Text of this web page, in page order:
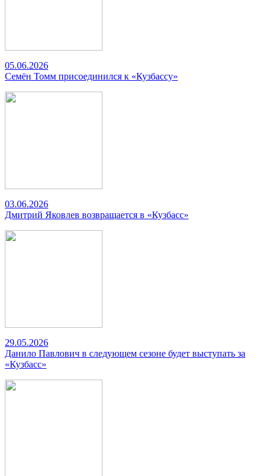
05.06.2026
Семён Томм присоединился к «Кузбассу»
03.06.2026
Дмитрий Яковлев возвращается в «Кузбасс»
29.05.2026
Данило Павлович в следующем сезоне будет выступать за
«Кузбасс»